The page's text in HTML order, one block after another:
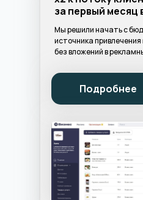
Подробнее
Мы решили начать с
источника
без вложений в
за первый месяц